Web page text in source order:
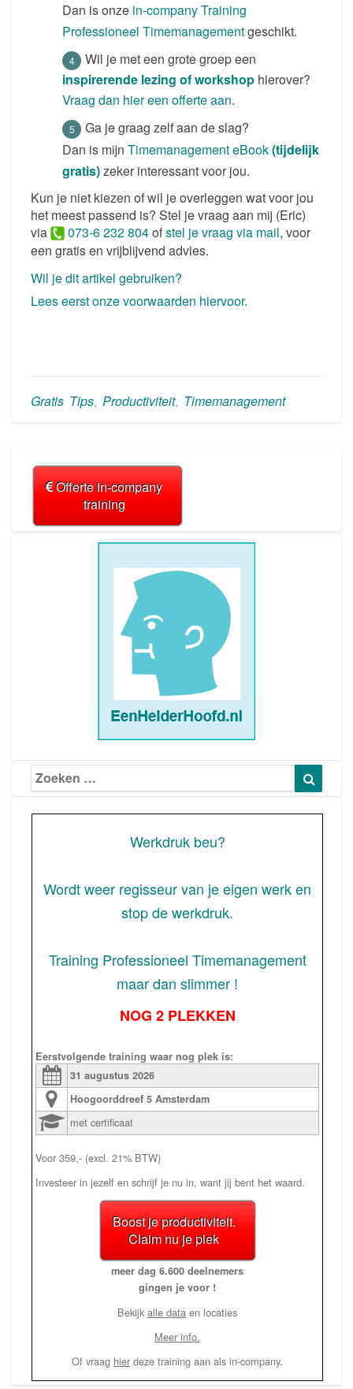
Dan is onze in-company Training
Professioneel Timemanagementgeschikt.
Wil je met een grote groep een
inspirerende lezing of workshop hierover?
Vraag dan hier een offerte aan.
Ga je graag zelf aan de slag?
Dan is mijn Timemanagement eBook(tijdelijk
gratis)zeker interessant voor jou.
Kun je niet kiezen of wil je overleggen wat voor jou
het meest passend is? Stel je vraag aan mij (Eric)
via
073-6 232 804ofstel je vraag via mail, voor
een gratis en vrijblijvend advies.
Wil je dit artikel gebruiken?
Lees eerst onze voorwaarden hiervoor.
Gratis Tips, Productiviteit, Timemanagement
Offerte in-company
training
Zoeken
naar:
Werkdruk beu?
Wordt weer regisseur van je eigen werk en
stop de werkdruk.
Training Professioneel Timemanagement
maar dan slimmer !
NOG 2 PLEKKEN
Eerstvolgende training waar nog plek is:
31 augustus2026
Hoogoorddreef 5Amsterdam
met certificaat
Voor 359,- (excl. 21% BTW)
Investeer in jezelf en schrijf je nu in, want jij bent het waard.
Boost je productiviteit.
Claim nu je plek
meer dag 6.600 deelnemers
gingen je voor !
Bekijk alle data en locaties
Meer info.
Of vraag hier deze training aan als in-company.